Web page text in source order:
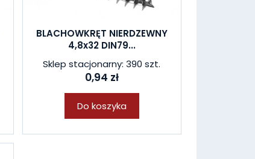
BLACHOWKRĘT NIERDZEWNY
4,8x32 DIN79...
Sklep stacjonarny: 390 szt.
0,94 zł
Do koszyka